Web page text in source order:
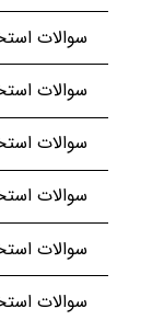
سوالات
سوالات
سوالات
سوالات
سوالات
سوالات